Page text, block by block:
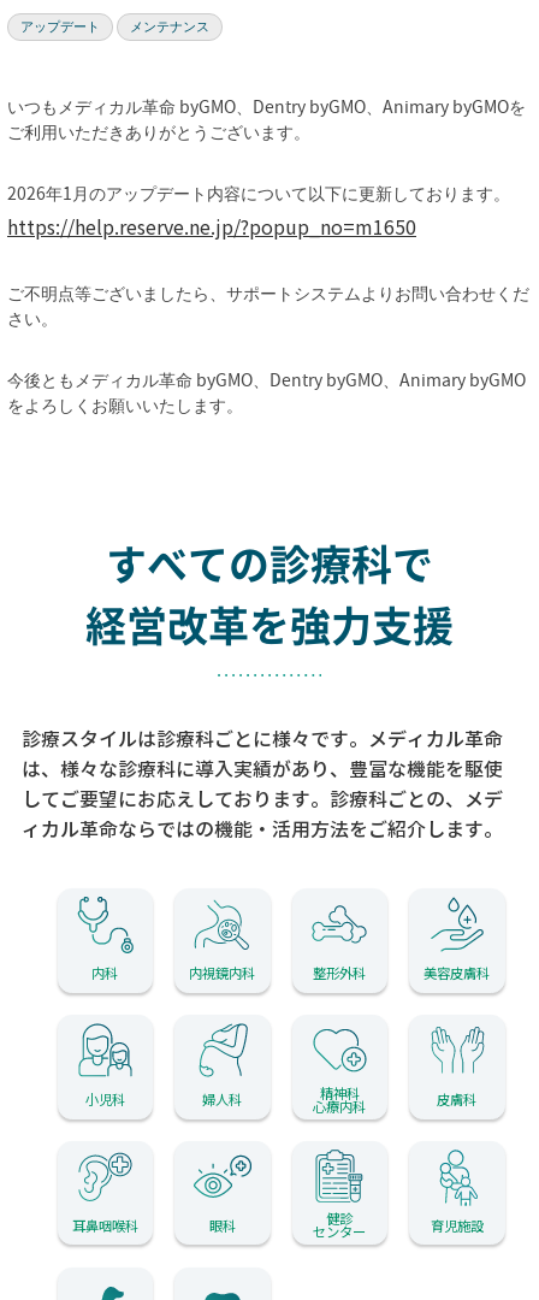
アップデート メンテナンス
いつもメディカル革命 byGMO、Dentry byGMO、Animary byGMOを
ご利用いただきありがとうございます。
2026年1月のアップデート内容について以下に更新しております。
https://help.reserve.ne.jp/?popup_no=m1650
ご不明点等ございましたら、サポートシステムよりお問い合わせくだ
さい。
今後ともメディカル革命 byGMO、Dentry byGMO、Animary byGMO
をよろしくお願いいたします。
すべての診療科で
経営改革を強力支援
診療スタイルは診療科ごとに様々です。メディカル革命
は、様々な診療科に導入実績があり、 豊富な機能を駆使
してご要望にお応えしております。 診療科ごとの、メデ
ィカル革命ならではの機能・活用方法をご紹介します。
内科 内視鏡内科 整形外科 美容皮膚科
小児科 婦人科 精神科
心療内科 皮膚科
耳鼻咽喉科 眼科 健診
センター 育児施設